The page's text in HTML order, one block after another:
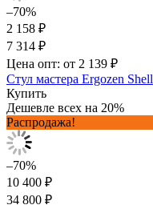
–70%
2 158 ₽
7 314 ₽
Цена опт: от 2 139 ₽
Стул мастера Ergozen Shell
Купить
Дешевле всех на 20%
Распродажа!
–70%
10 400 ₽
34 800 ₽